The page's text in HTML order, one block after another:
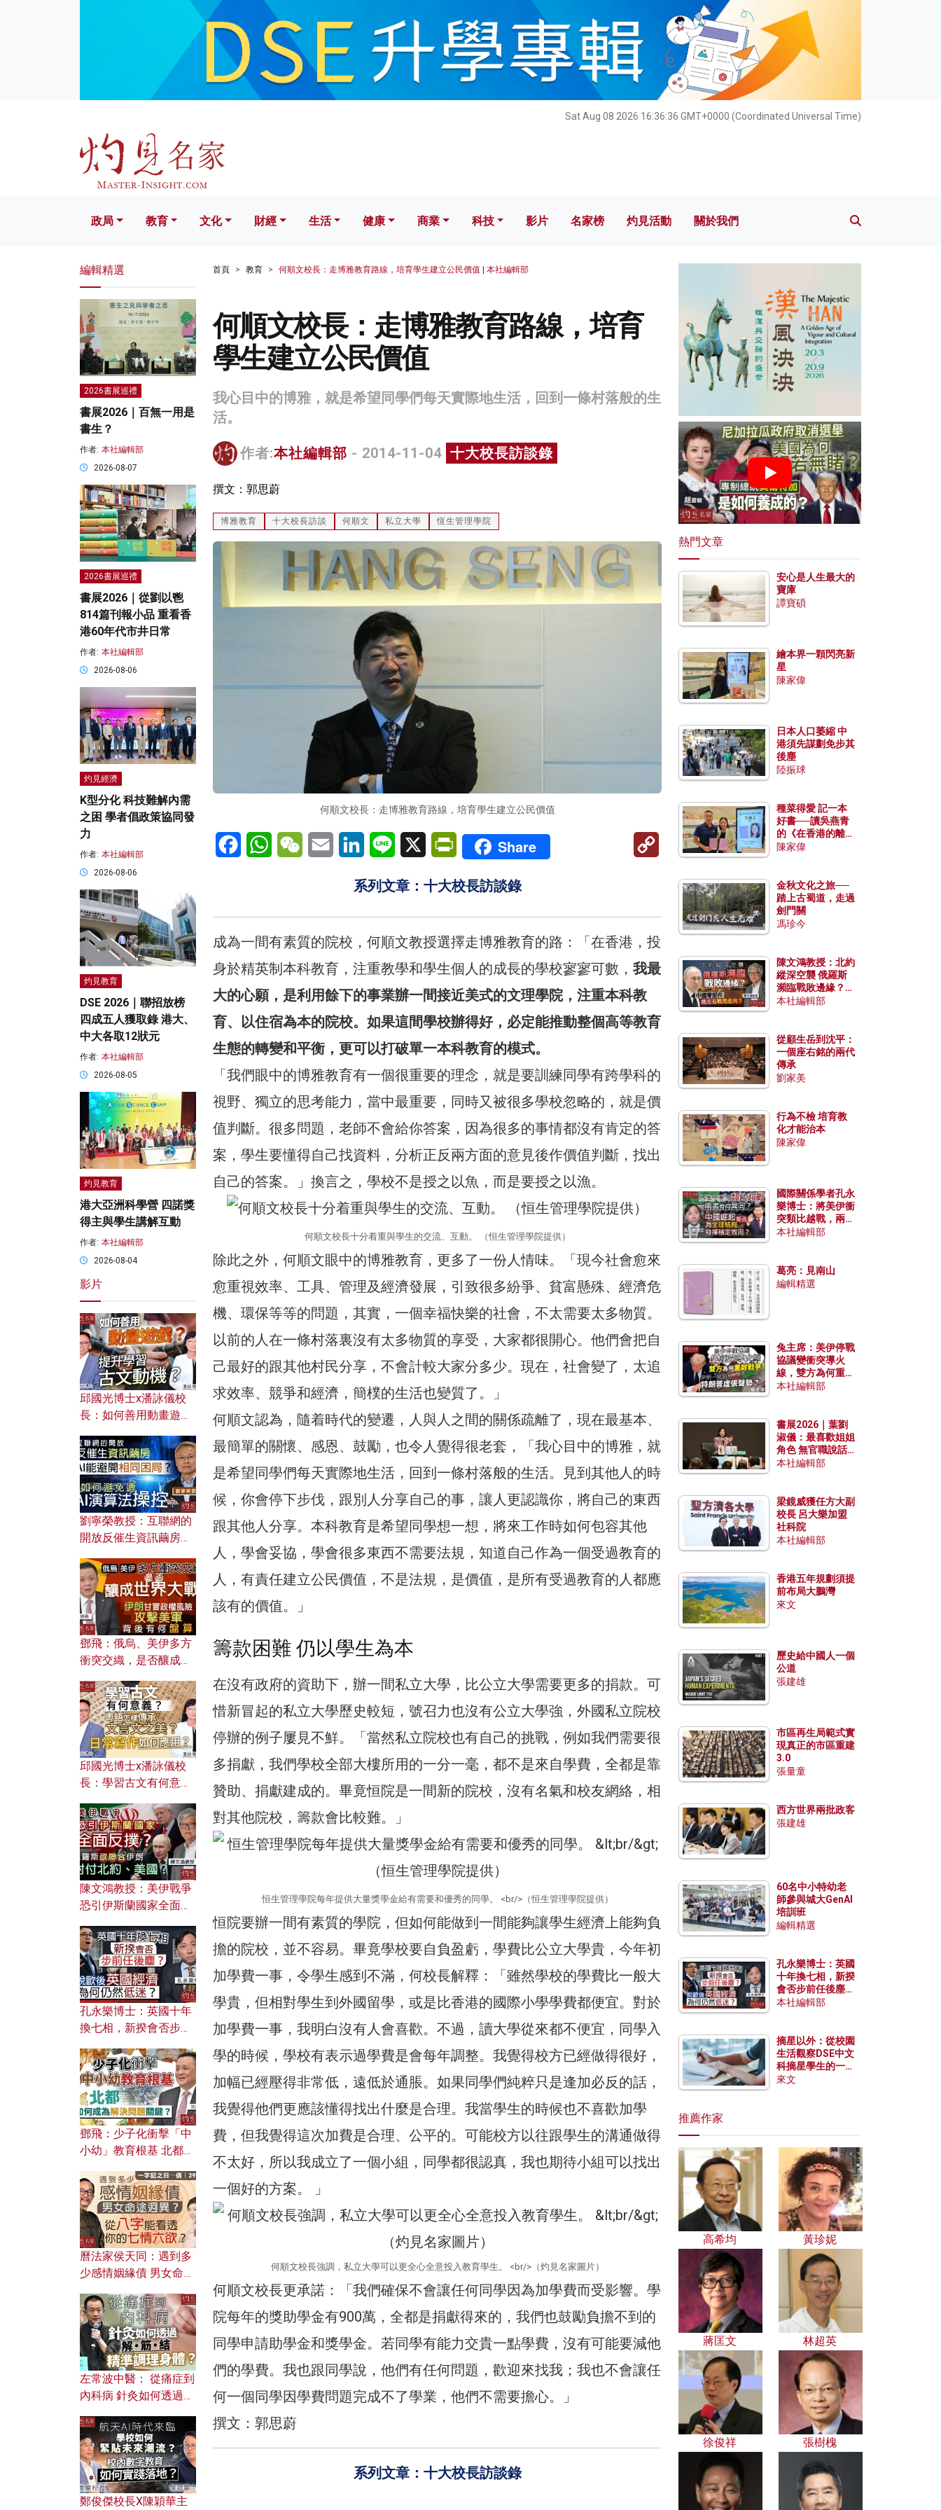
Sat Aug 08 2026 16:36:38 GMT+0000 (Coordinated Universal Time)
文化 財經 生活 健康 科技 影片 名家榜 灼見活動 關於我們
政局 教育 文化 財經 生活 健康 商業 科技 影片 名家榜 灼見活動 關於我們
首頁 教育 何順文校長：走博雅教育路線，培育學生建立公民價值 | 本社編輯部
何順文校長：走博雅教育路線，培育
學生建立公民價值
我心目中的博雅，就是希望同學們每天實際地生活，回到一條村落般的生
活。
作者:本社編輯部 - 2014-11-04 十大校長訪談錄
撰文：郭思蔚
博雅教育 十大校長訪談 何順文 私立大學 恆生管理學院
何順文校長：走博雅教育路線，培育學生建立公民價值
FacebookWhatsAppWeChatEmail LinkedInLine X PrintFriendly
Share
Copy
系列文章：十大校長訪談錄
成為一間有素質的院校，何順文教授選擇走博雅教育的路：「在香港，投
身於精英制本科教育，注重教學和學生個人的成長的學校寥寥可數， 我最
大的心願，是利用餘下的事業辦一間接近美式的文理學院，注重本科教
育、以住宿為本的院校。如果這間學校辦得好，必定能推動整個高等教育
生態的轉變和平衡，更可以打破單一本科教育的模式。
「我們眼中的博雅教育有一個很重要的理念，就是要訓練同學有跨學科的
視野、獨立的思考能力，當中最重要，同時又被很多學校忽略的，就是價
值判斷。很多問題，老師不會給你答案，因為很多的事情都沒有肯定的答
案，學生要懂得自己找資料，分析正反兩方面的意見後作價值判斷，找出
自己的答案。」換言之，學校不是授之以魚，而是要授之以漁。
何順文校長十分着重與學生的交流、互動。 （恒生管理學院提供）
除此之外，何順文眼中的博雅教育，更多了一份人情味。「現今社會愈來
愈重視效率、工具、管理及經濟發展，引致很多紛爭、貧富懸殊、經濟危
機、環保等等的問題，其實，一個幸福快樂的社會，不太需要太多物質。
以前的人在一條村落裏沒有太多物質的享受，大家都很開心。他們會把自
己最好的跟其他村民分享，不會計較大家分多少。現在，社會變了，太追
求效率、競爭和經濟，簡樸的生活也變質了。」
何順文認為，隨着時代的變遷，人與人之間的關係疏離了，現在最基本、
最簡單的關懷、感恩、鼓勵，也令人覺得很老套，「我心目中的博雅，就
是希望同學們每天實際地生活，回到一條村落般的生活。見到其他人的時
候，你會停下步伐，跟別人分享自己的事，讓人更認識你，將自己的東西
跟其他人分享。本科教育是希望同學想一想，將來工作時如何包容其他
人，學會妥協，學會很多東西不需要法規，知道自己作為一個受過教育的
人，有責任建立公民價值，不是法規，是價值，是所有受過教育的人都應
該有的價值。」
籌款困難 仍以學生為本
在沒有政府的資助下，辦一間私立大學，比公立大學需要更多的捐款。可
惜新冒起的私立大學歷史較短，號召力也沒有公立大學強，外國私立院校
停辦的例子屢見不鮮。「當然私立院校也有自己的挑戰，例如我們需要很
多捐獻，我們學校全部大樓所用的一分一毫，都不是來自學費，全都是靠
贊助、捐獻建成的。畢竟恒院是一間新的院校，沒有名氣和校友網絡，相
對其他院校，籌款會比較難。」
恒生管理學院每年提供大量獎學金給有需要和優秀的同學。 <br/>（恒生管理學院提供）
恒院要辦一間有素質的學院，但如何能做到一間能夠讓學生經濟上能夠負
擔的院校，並不容易。畢竟學校要自負盈虧，學費比公立大學貴，今年初
加學費一事，令學生感到不滿，何校長解釋：「雖然學校的學費比一般大
學貴，但相對學生到外國留學，或是比香港的國際小學學費都便宜。對於
加學費一事，我明白沒有人會喜歡。不過，讀大學從來都不便宜，同學入
學的時候，學校有表示過學費是會每年調整。我覺得校方已經做得很好，
加幅已經壓得非常低，遠低於通脹。如果同學們純粹只是逢加必反的話，
我覺得他們更應該懂得找出什麼是合理。我當學生的時候也不喜歡加學
費，但我覺得這次加費是合理、公平的。可能校方以往跟學生的溝通做得
不太好，所以我成立了一個小組，同學都很認真，我也期待小組可以找出
一個好的方案。 」
何順文校長強調，私立大學可以更全心全意投入教育學生。 <br/>（灼見名家圖片）
何順文校長更承諾：「我們確保不會讓任何同學因為加學費而受影響。學
院每年的獎助學金有900萬，全都是捐獻得來的，我們也鼓勵負擔不到的
同學申請助學金和獎學金。若同學有能力交貴一點學費，沒有可能要減他
們的學費。我也跟同學說，他們有任何問題，歡迎來找我；我也不會讓任
何一個同學因學費問題完成不了學業，他們不需要擔心。」
撰文：郭思蔚
系列文章：十大校長訪談錄
編輯精選
2026書展巡禮
書展2026｜百無一用是
書生？
作者: 本社編輯部
2026-08-07
2026書展巡禮
書展2026｜從劉以鬯
814篇刊報小品 重看香
港60年代市井日常
作者: 本社編輯部
2026-08-06
灼見經濟
K型分化 科技難解內需
之困 學者倡政策協同發
力
作者: 本社編輯部
2026-08-06
灼見教育
DSE 2026｜聯招放榜
四成五人獲取錄 港大、
中大各取12狀元
作者: 本社編輯部
2026-08-05
灼見教育
港大亞洲科學營 四諾獎
得主與學生講解互動
作者: 本社編輯部
2026-08-04
影片
邱國光博士x潘詠儀校
長：如何善用動畫遊戲
劉寧榮教授：互聯網的
開放反催生資訊繭房，
何避免遭AI演算法操
控？
鄧飛：俄烏、美伊多方
衝突交織，是否釀成世
風險攻擊美軍，背後有
何盤算？
邱國光博士x潘詠儀校
長：學習古文有何意
文之美？ 日常寫作如何
應用？
陳文鴻教授：美伊戰爭
恐引伊斯蘭國家全面反
對付北約美國？
孔永樂博士：英國十年
換七相，新揆會否步前
濟為何仍然低迷？
鄧飛：少子化衝擊「中
小幼」教育根基 北都如
曆法家侯天同：遇到多
少感情姻緣債 男女命途
的七情六欲？
左常波中醫： 從痛症到
內科病 針灸如何透過解
鄭俊傑校長X陳穎華主
熱門文章
安心是人生最大的
寶庫
譚寶碩
繪本界一顆閃亮新
星
陳家偉
日本人口萎縮 中
港須先謀劃免步其
後塵
陸振球
種菜得愛 記一本
好書──讀吳燕青
的《在香港的離島
種菜》
陳家偉
金秋文化之旅──
踏上古蜀道，走過
劍門關
馮珍今
陳文鴻教授：北約
縱深空襲 俄羅斯
瀕臨戰敗邊緣？中
國零部件能左右戰
本社編輯部
從顧生岳到沈平：
一個座右銘的兩代
傳承
劉家美
行為不檢 培育教
化才能治本
陳家偉
國際關係學者孔永
樂博士：將美伊衝
突類比越戰，兩者
有何異同？中國崛
本社編輯部
葛亮：見南山
編輯精選
兔主席：美伊停戰
協議變衝突導火
線，雙方為何重啟
戰爭？伊朗一早洞
本社編輯部
書展2026｜葉劉
淑儀：最喜歡姐姐
角色 無官職說話
包袱少
本社編輯部
梁鏡威獲任方大副
校長 呂大樂加盟
社科院
本社編輯部
香港五年規劃須提
前布局大鵬灣
來文
歷史給中國人一個
公道
張建雄
市區再生局範式實
現真正的市區重建
3.0
張量童
西方世界兩批政客
張建雄
60名中小特幼老
師參與城大GenAI
培訓班
編輯精選
孔永樂博士：英國
十年換七相，新揆
會否步前任後塵？
脫歐後英國經濟為
本社編輯部
摘星以外：從校園
生活觀察DSE中文
科摘星學生的一點
特質
來文
推薦作家
高希均 黃珍妮
蔣匡文 林超英
徐俊祥 張樹槐